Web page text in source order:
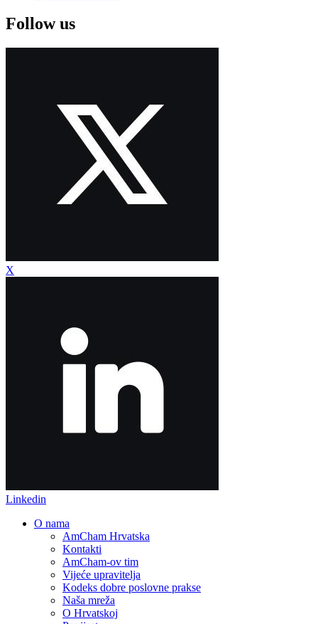
Follow us
X
Linkedin
O nama
AmCham Hrvatska
Kontakti
AmCham-ov tim
Vijeće upravitelja
Kodeks dobre poslovne prakse
Naša mreža
O Hrvatskoj